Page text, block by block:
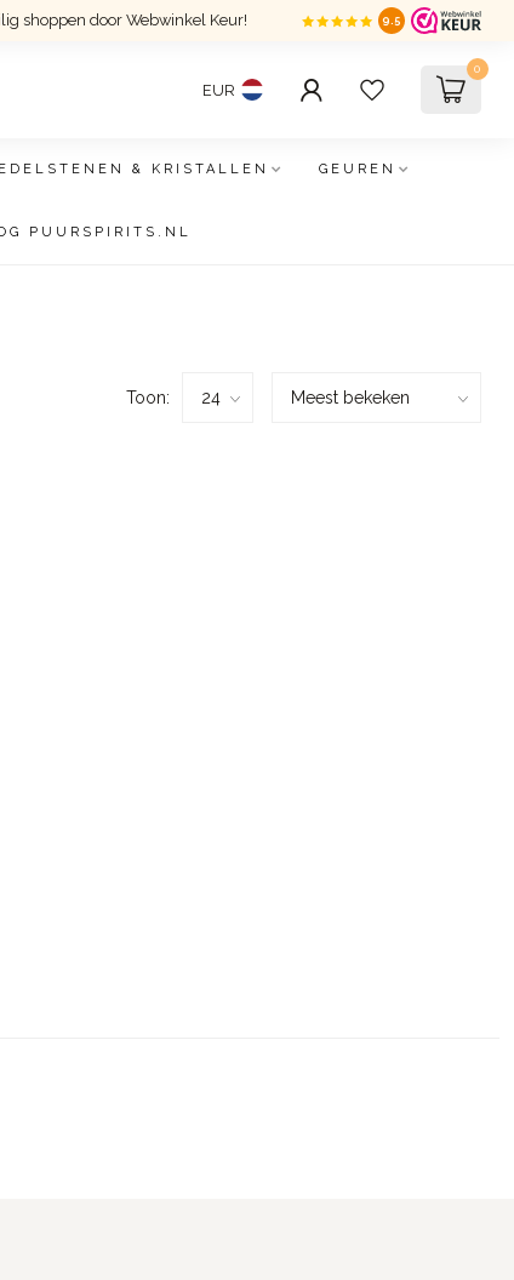
shoppen door Webwinkel Keur! 9.5
EUR
0
EDELSTENEN & KRISTALLEN GEUREN
PUURSPIRITS.NL
Toon: